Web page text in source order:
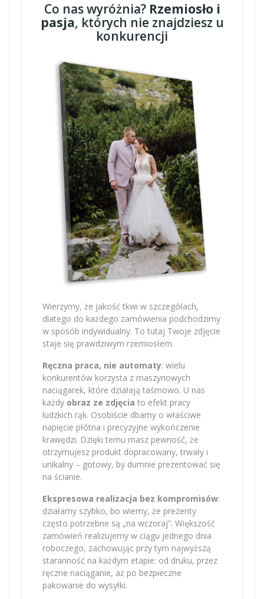
Co nas wyróżnia? Rzemiosło i
pasja, których nie znajdziesz u
konkurencji
Wierzymy, że jakość tkwi w szczegółach,
dlatego do każdego zamówienia podchodzimy
w sposób indywidualny. To tutaj Twoje zdjęcie
staje się prawdziwym rzemiosłem.
Ręczna praca, nie automaty: wielu
konkurentów korzysta z maszynowych
naciągarek, które działają taśmowo. U nas
każdy obraz ze zdjęcia to efekt pracy
ludzkich rąk. Osobiście dbamy o właściwe
napięcie płótna i precyzyjne wykończenie
krawędzi. Dzięki temu masz pewność, że
otrzymujesz produkt dopracowany, trwały i
unikalny – gotowy, by dumnie prezentować się
na ścianie.
Ekspresowa realizacja bez kompromisów:
działamy szybko, bo wiemy, że prezenty
często potrzebne są „na wczoraj”. Większość
zamówień realizujemy w ciągu jednego dnia
roboczego, zachowując przy tym najwyższą
staranność na każdym etapie: od druku, przez
ręczne naciąganie, aż po bezpieczne
pakowanie do wysyłki.